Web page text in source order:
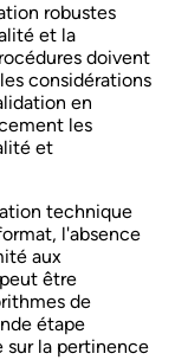
robustes
et la
doivent
considérations
en
les
et
technique
l'absence
aux
être
de
étape
sur la pertinence